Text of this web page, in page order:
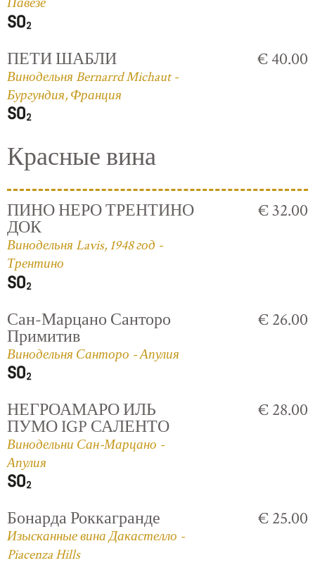
ПЕТИ ШАБЛИ
Винодельня Bernarrd Michaut -
Бургундия, Франция
€ 40.00
Красные вина
ПИНО НЕРО ТРЕНТИНО
ДОК
Винодельня Lavis, 1948 год -
Трентино
€ 32.00
Сан-Марцано Санторо
Примитив
Винодельня Санторо - Апулия
€ 26.00
НЕГРОАМАРО ИЛЬ
ПУМО IGP САЛЕНТО
Винодельни Сан-Марцано -
Апулия
€ 28.00
Бонарда Роккагранде
Изысканные вина Дакастелло -
Piacenza Hills
€ 25.00